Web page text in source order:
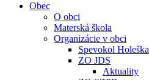
Obec
O obci
Materská škola
Organizácie v obci
Spevokol Holeška
ZO JDS
Aktuality